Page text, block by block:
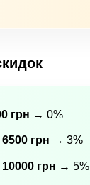
грн → 0%
грн → 3%
грн → 5%